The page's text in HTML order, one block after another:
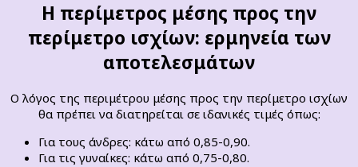
Η περίμετρος μέσης προς την
περίμετρο ισχίων: ερμηνεία των
αποτελεσμάτων
Ο λόγος της περιμέτρου μέσης προς την περίμετρο ισχίων
θα πρέπει να διατηρείται σε ιδανικές τιμές όπως:
Για τους άνδρες: κάτω από 0,85-0,90.
Για τις γυναίκες: κάτω από 0,75-0,80.